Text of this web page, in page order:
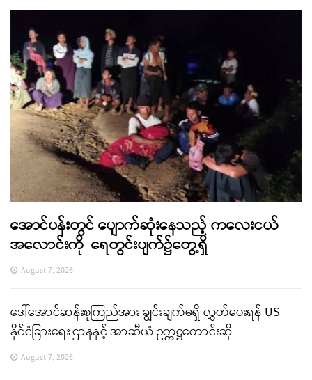
အောင်ပန်းတွင် ပျောက်ဆုံးနေသည့် ကလေးငယ်
အလောင်းကို ရေတွင်းပျက်၌တွေ့ရှိ
August 7, 2026
ဒေါ်အောင်ဆန်းစုကြည်အား ချွင်းချက်မရှိ လွှတ်ပေးရန် US
နိုင်ငံခြားရေး ဌာနနှင့် အာဆီယံ ဥက္ကဋ္ဌတောင်းဆို
August 7, 2026